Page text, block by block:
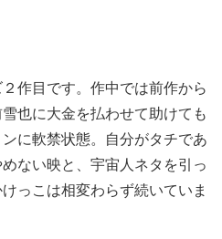
作目です。作中では前作から
也に大金を払わせて助けても
に軟禁状態。自分がタチであ
ない映と、宇宙人ネタを引っ
っこは相変わらず続いていま